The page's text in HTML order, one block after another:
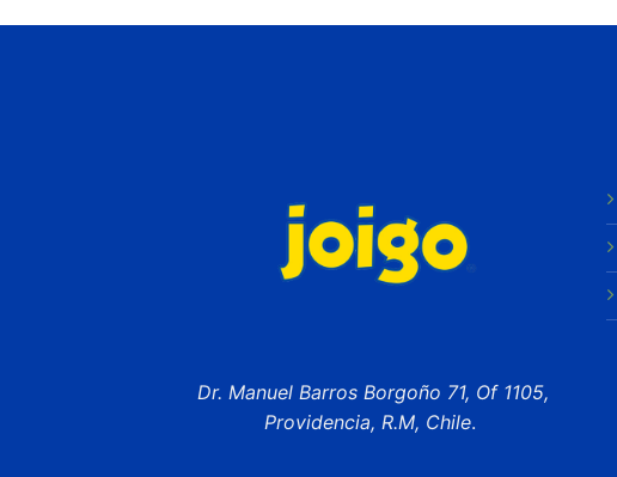
Dr. Manuel Barros Borgoño 71, Of 1105,
Providencia, R.M, Chile.